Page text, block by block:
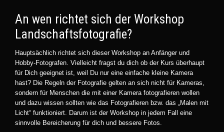
An wen richtet sich der Workshop
Landschaftsfotografie?
Hauptsächlich richtet sich dieser Workshop an Anfänger und
Hobby-Fotografen. Vielleicht fragst du dich ob der Kurs überhaupt
für Dich geeignet ist, weil Du nur eine einfache kleine Kamera
hast? Die Regeln der Fotografie gelten an sich nicht für Kameras,
sondern für Menschen die mit einer Kamera fotografieren wollen
und dazu wissen sollten wie das Fotografieren bzw. das „Malen mit
Licht“ funktioniert. Darum ist der Workshop in jedem Fall eine
sinnvolle Bereicherung für dich und bessere Fotos.